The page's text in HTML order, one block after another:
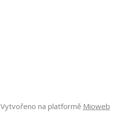
Vytvořeno na platformě Mioweb